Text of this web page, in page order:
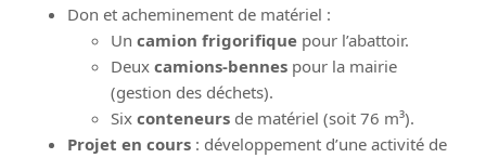
Don et acheminement de matériel :
Uncamion frigorifique pour l’abattoir.
Deuxcamions-bennes pour la mairie
(gestion des déchets).
Sixconteneurs de matériel (soit 76 m³).
Projet en cours : développement d’une activité de